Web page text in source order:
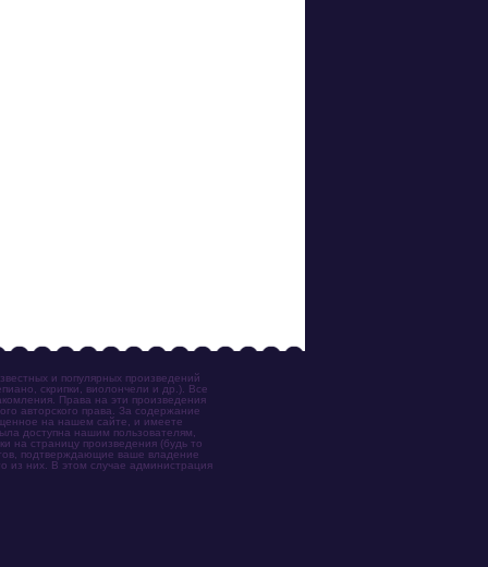
и популярных произведений
скрипки, виолончели и др.). Все
Права на эти произведения
авторского права. За содержание
на нашем сайте, и имеете
доступна нашим пользователям,
на страницу произведения (будь то
подтверждающие ваше владение
из них. В этом случае администрация